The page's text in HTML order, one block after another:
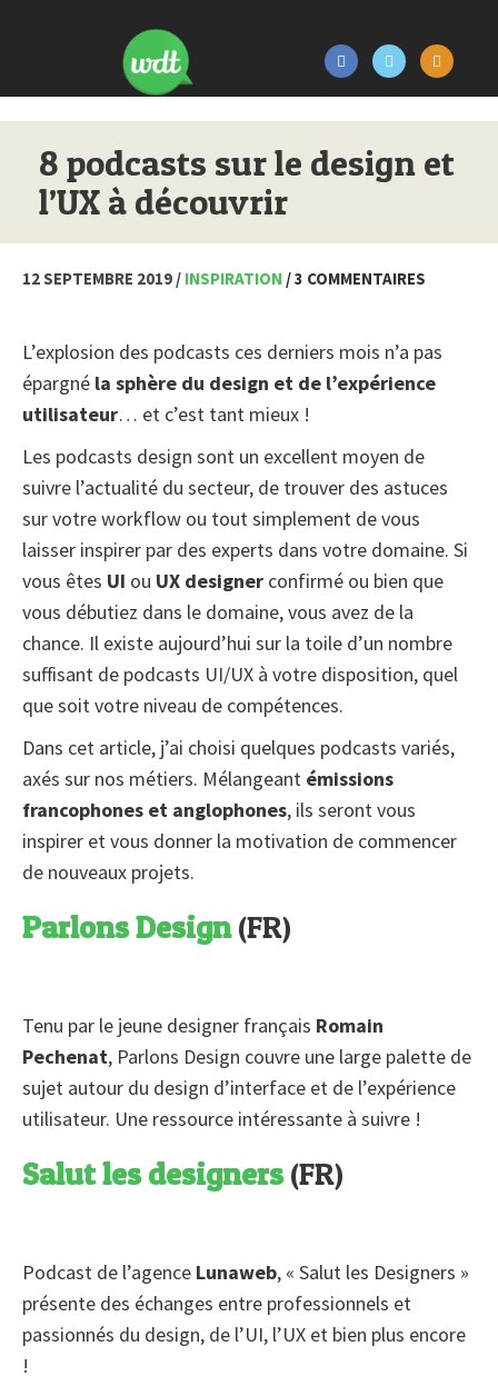
8 podcasts sur le design et
l’UX à découvrir
12 SEPTEMBRE 2019 / INSPIRATION / 3 COMMENTAIRES
L’explosion des podcasts ces derniers mois n’a pas
épargné la sphère du design et de l’expérience
utilisateur… et c’est tant mieux !
Les podcasts design sont un excellent moyen de
suivre l’actualité du secteur, de trouver des astuces
sur votre workflow ou tout simplement de vous
laisser inspirer par des experts dans votre domaine. Si
vous êtes UI ou UX designer confirmé ou bien que
vous débutiez dans le domaine, vous avez de la
chance. Il existe aujourd’hui sur la toile d’un nombre
suffisant de podcasts UI/UX à votre disposition, quel
que soit votre niveau de compétences.
Dans cet article, j’ai choisi quelques podcasts variés,
axés sur nos métiers. Mélangeant émissions
francophones et anglophones, ils seront vous
inspirer et vous donner la motivation de commencer
de nouveaux projets.
Parlons Design(FR)
Tenu par le jeune designer français Romain
Pechenat, Parlons Design couvre une large palette de
sujet autour du design d’interface et de l’expérience
utilisateur. Une ressource intéressante à suivre !
Salut les designers(FR)
Podcast de l’agence Lunaweb, « Salut les Designers »
présente des échanges entre professionnels et
passionnés du design, de l’UI, l’UX et bien plus encore
!